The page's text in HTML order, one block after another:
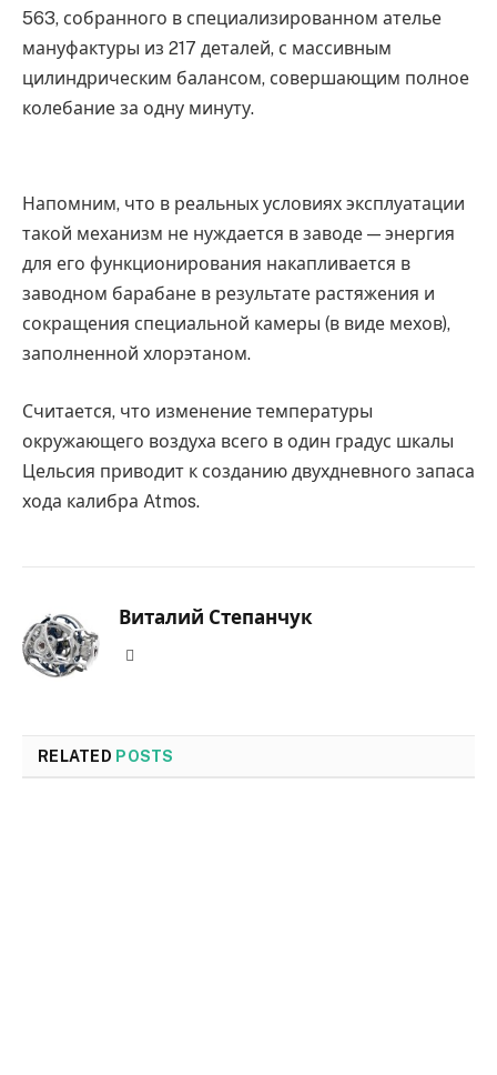
563, собранного в специализированном ателье
мануфактуры из 217 деталей, с массивным
цилиндрическим балансом, совершающим полное
колебание за одну минуту.
Напомним, что в реальных условиях эксплуатации
такой механизм не нуждается в заводе — энергия
для его функционирования накапливается в
заводном барабане в результате растяжения и
сокращения специальной камеры (в виде мехов),
заполненной хлорэтаном.
Считается, что изменение температуры
окружающего воздуха всего в один градус шкалы
Цельсия приводит к созданию двухдневного запаса
хода калибра Atmos.
Виталий Степанчук
RELATED POSTS